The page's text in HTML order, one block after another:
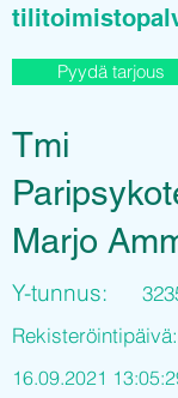
Pyydä tarjous
Tmi
Marjo
Y-tunnus:
Rekisteröintipäivä:
16.09.2021 13